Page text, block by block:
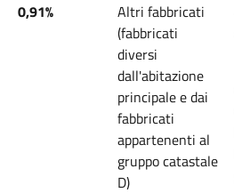
0,91%
Altri fabbricati
(fabbricati
diversi
dall'abitazione
principale e dai
fabbricati
appartenenti al
gruppo catastale
D)